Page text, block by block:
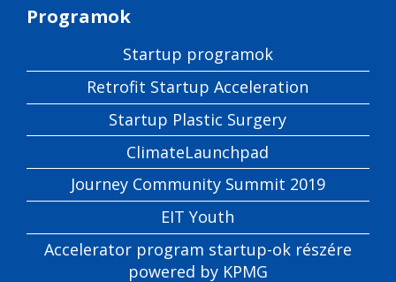
Programok
Startup programok
Retrofit Startup Acceleration
Startup Plastic Surgery
ClimateLaunchpad
Journey Community Summit 2019
EIT Youth
Accelerator program startup-ok részére
powered by KPMG